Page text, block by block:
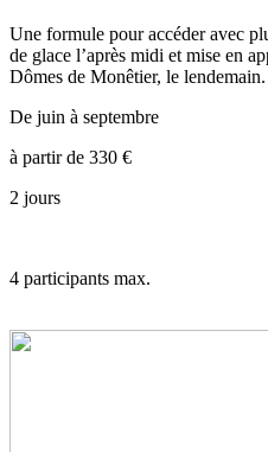
Une formule pour accéder avec
de glace l’après midi et mise en
Dômes de Monêtier, le lendemain.
De juin à septembre
à partir de 330 €
2 jours
4 participants max.